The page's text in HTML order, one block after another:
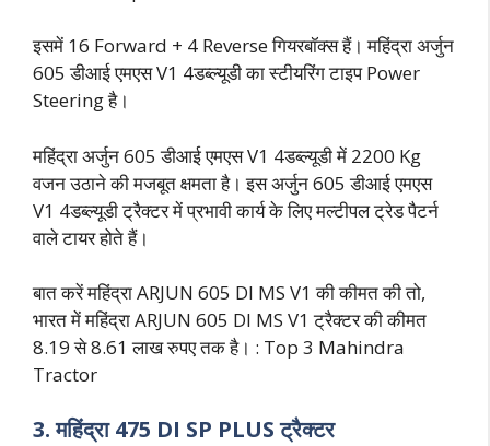
इसमें 16 Forward + 4 Reverse गियरबॉक्स हैं। महिंद्रा अर्जुन
605 डीआई एमएस V1 4डब्ल्यूडी का स्टीयरिंग टाइप Power
Steering है।
महिंद्रा अर्जुन 605 डीआई एमएस V1 4डब्ल्यूडी में 2200 Kg
वजन उठाने की मजबूत क्षमता है। इस अर्जुन 605 डीआई एमएस
V1 4डब्ल्यूडी ट्रैक्टर में प्रभावी कार्य के लिए मल्टीपल ट्रेड पैटर्न
वाले टायर होते हैं।
बात करें महिंद्रा ARJUN 605 DI MS V1 की कीमत की तो,
भारत में महिंद्रा ARJUN 605 DI MS V1 ट्रैक्टर की कीमत
8.19 से 8.61 लाख रुपए तक है। : Top 3 Mahindra
Tractor
3. महिंद्रा 475 DI SP PLUS ट्रैक्टर